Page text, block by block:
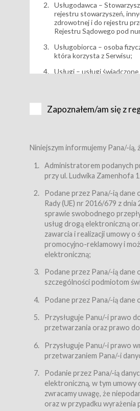
Usługodawca –
rejestru stowarzyszeń,
zdrowotnej i do rejestru
Rejestru Sądowego pod
Usługobiorca – osoba
która korzysta z Serwisu;
Usługi – usługi
Karnety – wybrane
Bilety – wybrane
przewidziane przez
filmowych, wydarzeniach
Sklep – sklep internetowy
Regulamin – niniejszy
§ 2
Postanowienia ogólne
Regulamin określa zasady:
świadczenia
zasady świadczenia
przetwarzania przez
Usługodawca świadczy w
dnia 18 lipca 2002 r. o
nieodpłatnie.
usługę przeglądania i
usługę newsletter,
usługę zawierania na
usługę zawierania na
Usługodawca świadczy
(Dz.U. z 2002 r., Nr 144,
Zapoznałem/am się z
Niniejszym informujemy Pana/-ią,
Administratorem podanych
przy ul. Ludwika Zamenhofa 1
Podane przez Pana/-ią
Rady (UE) nr 2016/679 z
sprawie swobodnego
usług drogą elektroniczną
zawarcia i realizacji umowy
promocyjno-reklamowy i
elektroniczną;
Podane przez Pana/-ią
szczególności podmiotom
Podane przez Pana/-ią dane
Przysługuje Panu/-i prawo
przetwarzania oraz prawo
Przysługuje Panu/-i prawo
przetwarzaniem Pana/-i
Podanie przez Pana/-ią
elektroniczną, w tym umowy
zwracamy uwagę, że
oraz w przypadku wyrażenia